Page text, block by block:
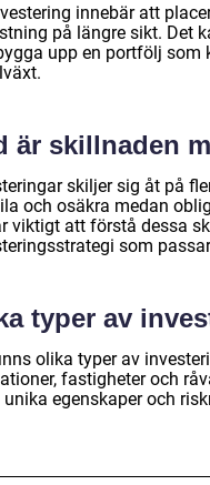
innebär att
på längre sikt. Det
upp en portfölj som
är skillnaden
skiljer sig åt på
och osäkra medan
viktigt att förstå dessa
som
typer av
olika typer av
fastigheter och
unika egenskaper och